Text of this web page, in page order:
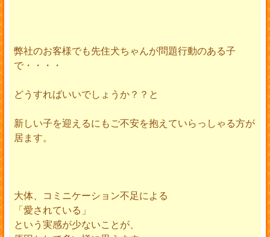
弊社のお客様でも先住犬ちゃんが問題行動のある子
で・・・・
どうすればいいでしょうか？？と
新しい子を迎えるにもご不安を抱えていらっしゃる方が
居ます。
大体、コミニケーション不足による
「愛されている」
という実感が少ないことが、